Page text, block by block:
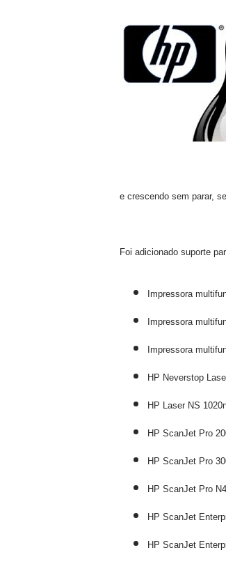
e crescendo sem parar,
Foi adicionado suporte
Impressora
Impressora
Impressora
HP Neverstop
HP Laser NS
HP ScanJet Pro
HP ScanJet Pro
HP ScanJet Pro
HP ScanJet
HP ScanJet